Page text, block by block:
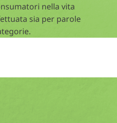
nella vita
sia per parole